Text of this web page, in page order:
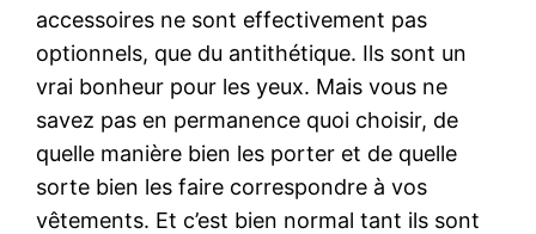
accessoires ne sont effectivement pas
optionnels, que du antithétique. Ils sont un
vrai bonheur pour les yeux. Mais vous ne
savez pas en permanence quoi choisir, de
quelle manière bien les porter et de quelle
sorte bien les faire correspondre à vos
vêtements. Et c’est bien normal tant ils sont